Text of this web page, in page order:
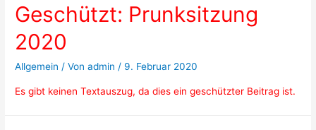
Geschützt: Prunksitzung
2020
Allgemein / Vonadmin / 9. Februar 2020
Es gibt keinen Textauszug, da dies ein geschützter Beitrag ist.